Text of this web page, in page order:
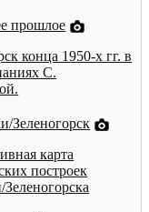
прошлое
конца 1950-х гг. в
С.
Зеленогорск
карта
построек